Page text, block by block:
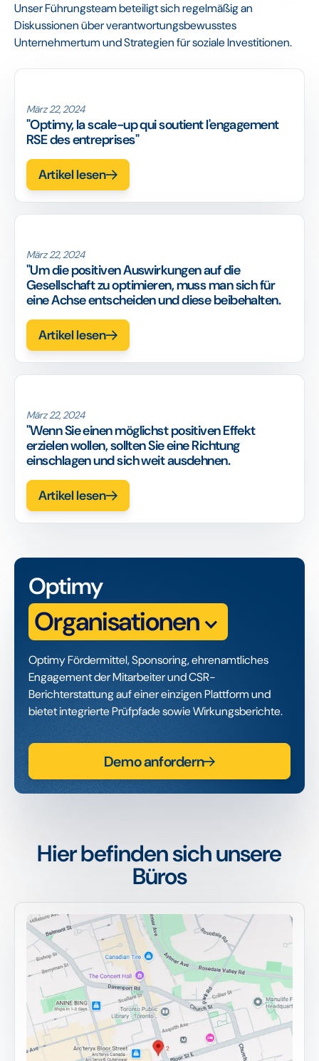
Unser Führungsteam beteiligt sich regelmäßig an
Diskussionen über verantwortungsbewusstes
Unternehmertum und Strategien für soziale Investitionen.
März 22, 2024
"Optimy, la scale-up qui soutient l'engagement
RSE des entreprises"
Artikel lesen
März 22, 2024
"Um die positiven Auswirkungen auf die
Gesellschaft zu optimieren, muss man sich für
eine Achse entscheiden und diese beibehalten.
Artikel lesen
März 22, 2024
"Wenn Sie einen möglichst positiven Effekt
erzielen wollen, sollten Sie eine Richtung
einschlagen und sich weit ausdehnen.
Artikel lesen
Optimy
Organisationen
Optimy Fördermittel, Sponsoring, ehrenamtliches
Engagement der Mitarbeiter und CSR-
Berichterstattung auf einer einzigen Plattform und
bietet integrierte Prüfpfade sowie Wirkungsberichte.
Demo anfordern
Hier befinden sich unsere
Büros